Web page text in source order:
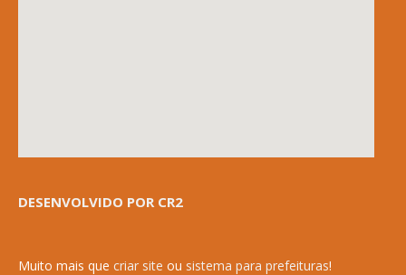
DESENVOLVIDO POR CR2
Muito mais que criar site ou sistema para prefeituras!